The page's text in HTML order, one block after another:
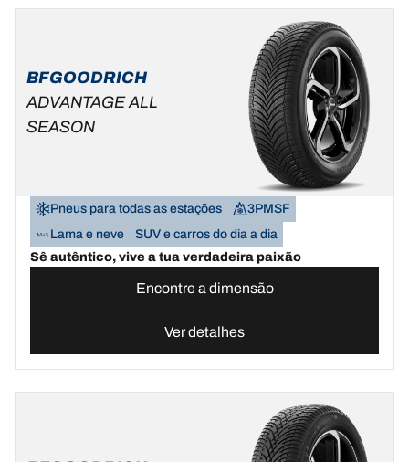
BFGOODRICH
ADVANTAGE ALL
SEASON
Pneus para todas as estações
3PMSF
Lama e neve
SUV e carros do dia a dia
Sê autêntico, vive a tua verdadeira paixão
Encontre a dimensão
Ver detalhes